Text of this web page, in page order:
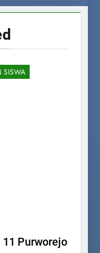
SISWA
11 Purworejo